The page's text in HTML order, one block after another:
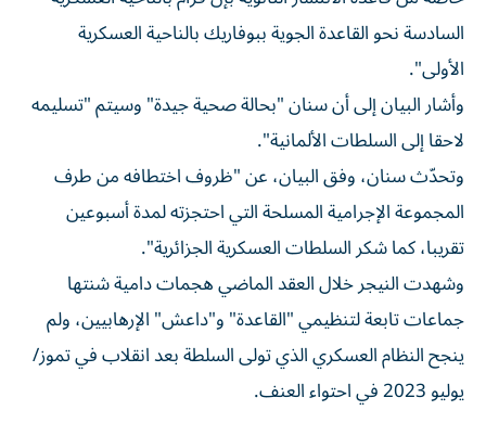
السادسة نحو القاعدة الجوية ببوفاريك بالناحية العسكرية
الأولى".
وأشار البيان إلى أن سنان "بحالة صحية جيدة" وسيتم "تسليمه
لاحقا إلى السلطات الألمانية".
وتحدّث سنان، وفق البيان، عن "ظروف اختطافه من طرف
المجموعة الإجرامية المسلحة التي احتجزته لمدة أسبوعين
تقريبا، كما شكر السلطات العسكرية الجزائرية".
وشهدت النيجر خلال العقد الماضي هجمات دامية شنتها
جماعات تابعة لتنظيمي "القاعدة" و"داعش" الإرهابيين، ولم
ينجح النظام العسكري الذي تولى السلطة بعد انقلاب في تموز/
يوليو 2023 في احتواء العنف.